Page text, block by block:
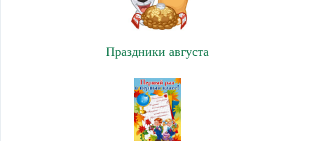
Праздники августа